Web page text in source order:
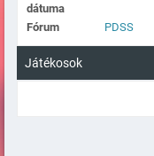
dátuma
Fórum PDSS
Játékosok